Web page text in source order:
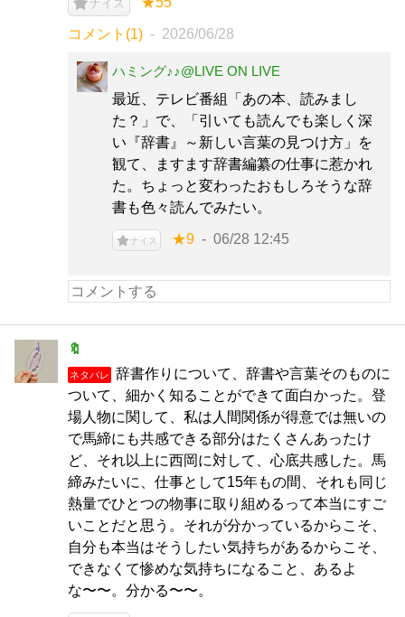
ナイス
コメント(1) 2026/06/28
ハミング♪♪@LIVE ON LIVE
最近、テレビ番組「あの本、読みまし
た？」で、「引いても読んでも楽しく深
い『辞書』～新しい言葉の見つけ方」を
観て、ますます辞書編纂の仕事に惹かれ
た。ちょっと変わったおもしろそうな辞
書も色々読んでみたい。
ナイス ★9 06/28 12:45
🔖
ネタバレ
辞書作りについて、辞書や言葉そのものに
ついて、細かく知ることができて面白かった。登
場人物に関して、私は人間関係が得意では無いの
で馬締にも共感できる部分はたくさんあったけ
ど、それ以上に西岡に対して、心底共感した。馬
締みたいに、仕事として15年もの間、それも同じ
熱量でひとつの物事に取り組めるって本当にすご
いことだと思う。それが分かっているからこそ、
自分も本当はそうしたい気持ちがあるからこそ、
できなくて惨めな気持ちになること、あるよ
な〜〜。分かる〜〜。